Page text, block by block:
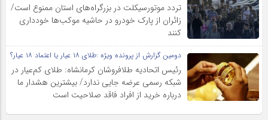
تردد موتورسیکلت در بزرگراه‌های استان ممنوع است/
زائران از پارک خودرو در حاشیه موکب‌ها خودداری
کنند
دومین گزارش از پرونده ویژه :طلای ۱۸ عیار یا اعتماد ۱۸ عیار؟
رئیس اتحادیه طلافروشان کرمانشاه: طلای کم‌عیار در
شبکه رسمی عرضه جایی ندارد/ بیشترین هشدار ما
درباره خرید از افراد فاقد صلاحیت است